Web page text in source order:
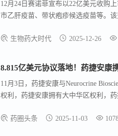
12月24日赛诺菲宣布以22亿美元收购
市乙肝疫苗、带状疱疹候选疫苗等。该
生物药大时代 2025-12-26
8.815亿美元协议落地！药捷安康
11月3日，药捷安康与Neurocrine
权利，药捷安康拥有大中华区权利，
药圈头条 2025-11-03